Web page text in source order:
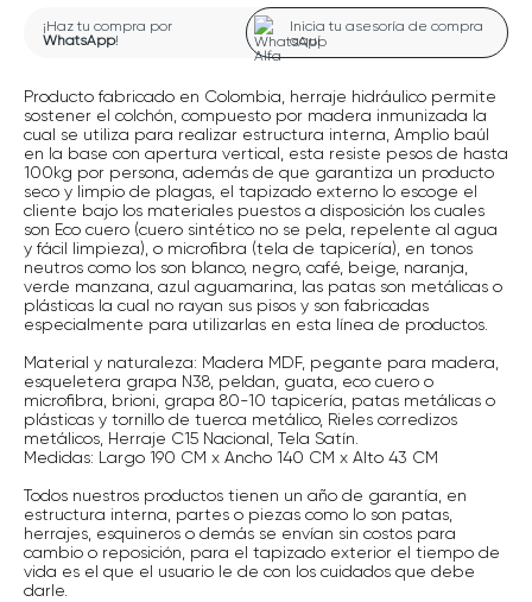
¡Haz tu compra por
WhatsApp!
Inicia tu asesoría de compra
aquí
Producto fabricado en Colombia, herraje hidráulico permite
sostener el colchón, compuesto por madera inmunizada la
cual se utiliza para realizar estructura interna, Amplio baúl
en la base con apertura vertical, esta resiste pesos de hasta
100kg por persona, además de que garantiza un producto
seco y limpio de plagas, el tapizado externo lo escoge el
cliente bajo los materiales puestos a disposición los cuales
son Eco cuero (cuero sintético no se pela, repelente al agua
y fácil limpieza), o microfibra (tela de tapicería), en tonos
neutros como los son blanco, negro, café, beige, naranja,
verde manzana, azul aguamarina, las patas son metálicas o
plásticas la cual no rayan sus pisos y son fabricadas
especialmente para utilizarlas en esta línea de productos.
Material y naturaleza: Madera MDF, pegante para madera,
esqueletera grapa N38, peldan, guata, eco cuero o
microfibra, brioni, grapa 80-10 tapicería, patas metálicas o
plásticas y tornillo de tuerca metálico, Rieles corredizos
metálicos, Herraje C15 Nacional, Tela Satín.
Medidas: Largo 190 CM x Ancho 140 CM x Alto 43 CM
Todos nuestros productos tienen un año de garantía, en
estructura interna, partes o piezas como lo son patas,
herrajes, esquineros o demás se envían sin costos para
cambio o reposición, para el tapizado exterior el tiempo de
vida es el que el usuario le de con los cuidados que debe
darle.